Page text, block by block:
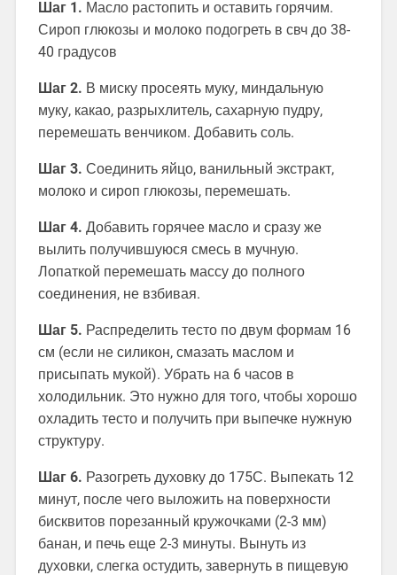
Шаг 1. Масло растопить и оставить горячим.
Сироп глюкозы и молоко подогреть в свч до 38-
40 градусов
Шаг 2. В миску просеять муку, миндальную
муку, какао, разрыхлитель, сахарную пудру,
перемешать венчиком. Добавить соль.
Шаг 3. Соединить яйцо, ванильный экстракт,
молоко и сироп глюкозы, перемешать.
Шаг 4. Добавить горячее масло и сразу же
вылить получившуюся смесь в мучную.
Лопаткой перемешать массу до полного
соединения, не взбивая.
Шаг 5. Распределить тесто по двум формам 16
см (если не силикон, смазать маслом и
присыпать мукой). Убрать на 6 часов в
холодильник. Это нужно для того, чтобы хорошо
охладить тесто и получить при выпечке нужную
структуру.
Шаг 6. Разогреть духовку до 175С. Выпекать 12
минут, после чего выложить на поверхности
бисквитов порезанный кружочками (2-3 мм)
банан, и печь еще 2-3 минуты. Вынуть из
духовки, слегка остудить, завернуть в пищевую